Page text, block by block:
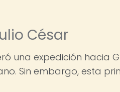
César
una expedición hacia
Sin embargo, esta